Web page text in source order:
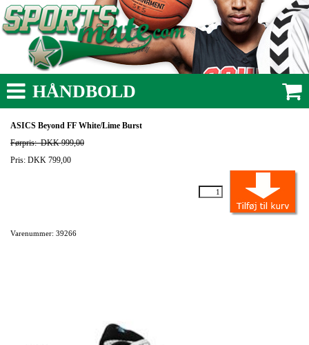
HÅNDBOLD
ASICS Beyond FF White/Lime Burst
Førpris:DKK 999,00
Pris: DKK 799,00
Varenummer: 39266